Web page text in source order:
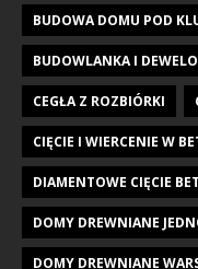
BUDOWA DOMU POD
BUDOWLANKA I
CEGŁA Z ROZBIÓRKI
CIĘCIE I WIERCENIE W
DIAMENTOWE CIĘCIE
DOMY DREWNIANE
DOMY DREWNIANE